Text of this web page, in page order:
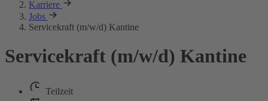
Karriere
Jobs
Servicekraft (m/w/d) Kantine
Servicekraft (m/w/d) Kantine
Teilzeit